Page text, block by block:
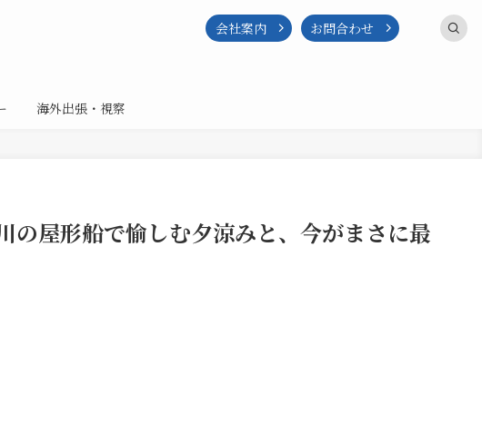
海外出張・視察
会社案内 お問合わせ
の屋形船で愉しむ夕涼みと、今がまさに最